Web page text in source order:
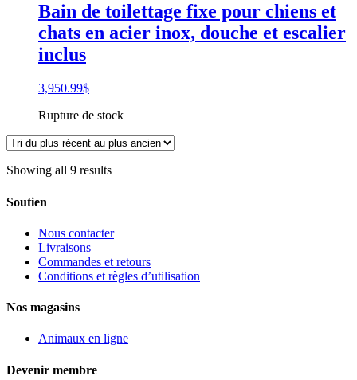
Bain de toilettage fixe pour chiens et
chats en acier inox, douche et escalier
inclus
3,950.99$
Rupture de stock
Showing all 9 results
Soutien
Nous contacter
Livraisons
Commandes et retours
Conditions et règles d’utilisation
Nos magasins
Animaux en ligne
Devenir membre